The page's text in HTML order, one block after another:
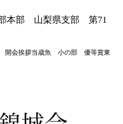
本部 山梨県支部 第71
開会挨拶当歳魚 小の部 優等賞東